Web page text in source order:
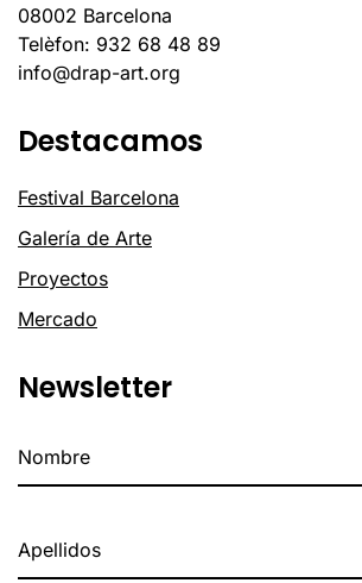
08002 Barcelona
Telèfon: 932 68 48 89
info@drap-art.org
Destacamos
Festival Barcelona
Galería de Arte
Proyectos
Mercado
Newsletter